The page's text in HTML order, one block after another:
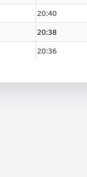
20:40
20:38
20:36